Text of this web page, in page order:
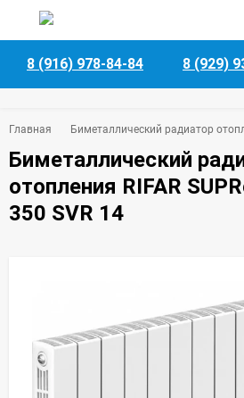
8 (916) 978-84-84 8 (929)
Главная Биметаллический радиатор
Биметаллический
отопления RIFAR
350 SVR 14